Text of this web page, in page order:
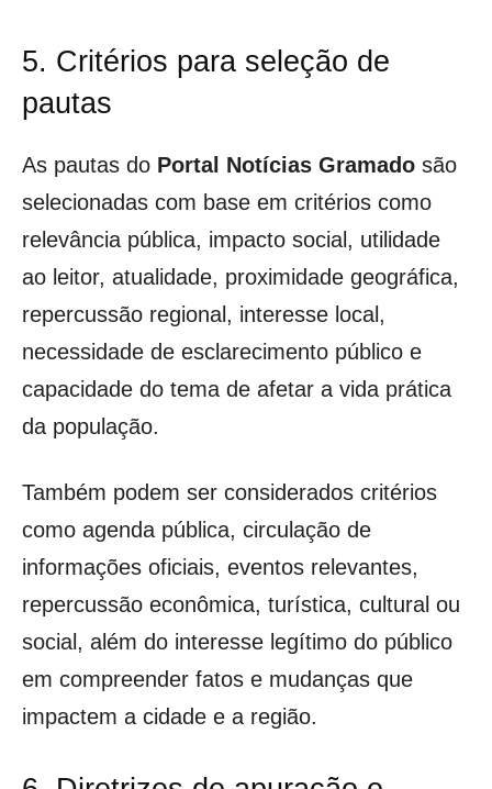
5. Critérios para seleção de
pautas
As pautas do Portal Notícias Gramado são
selecionadas com base em critérios como
relevância pública, impacto social, utilidade
ao leitor, atualidade, proximidade geográfica,
repercussão regional, interesse local,
necessidade de esclarecimento público e
capacidade do tema de afetar a vida prática
da população.
Também podem ser considerados critérios
como agenda pública, circulação de
informações oficiais, eventos relevantes,
repercussão econômica, turística, cultural ou
social, além do interesse legítimo do público
em compreender fatos e mudanças que
impactem a cidade e a região.